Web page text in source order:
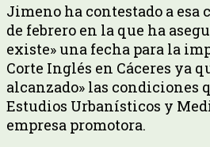
Jimeno ha contestado a esa
de febrero en la que ha
existe» una fecha para la
Corte Inglés en Cáceres ya
alcanzado» las condiciones
Estudios Urbanísticos y
empresa promotora.